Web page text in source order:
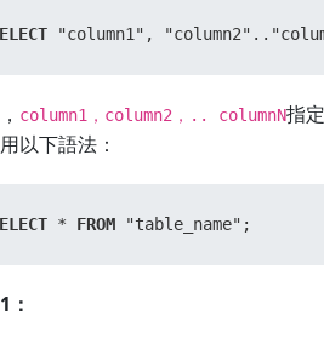
"column1",
column1，column2，.. columnN指
以下語法：
* FROM "table_name";
：